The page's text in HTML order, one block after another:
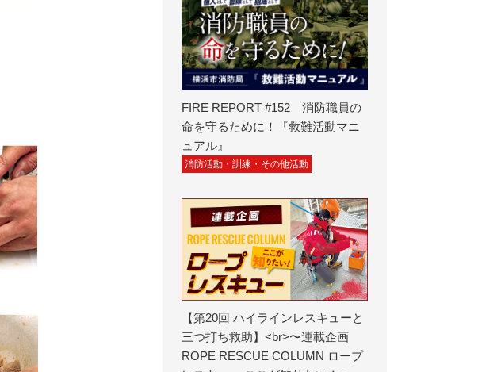
FIRE REPORT #152 消防職員の
命を守るために！『救難活動マニ
ュアル』
消防活動・訓練・その他活動
【第20回 ハイラインレスキューと
三つ打ち救助】<br>〜連載企画
ROPE RESCUE COLUMN ロープ